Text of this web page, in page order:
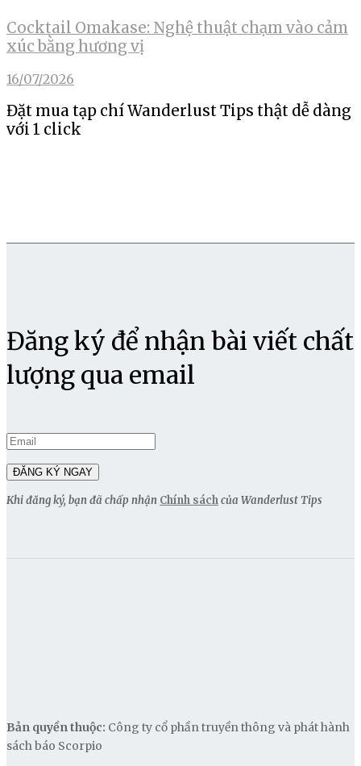
Cocktail Omakase: Nghệ thuật chạm vào cảm
xúc bằng hương vị
16/07/2026
Đặt mua tạp chí Wanderlust Tips thật dễ dàng
với 1 click
Đăng ký để nhận bài viết chất
lượng qua email
Khi đăng ký, bạn đã chấp nhận Chính sáchcủa Wanderlust Tips
Bản quyền thuộc: Công ty cổ phần truyền thông và phát hành
sách báo Scorpio